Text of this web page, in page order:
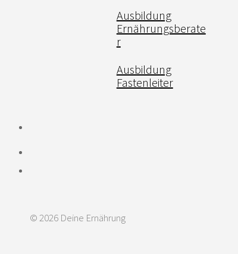
Ausbildung
Ernährungsberate
r
Ausbildung
Fastenleiter
© 2026 Deine Ernährung